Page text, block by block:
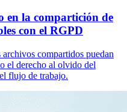
en la compartición de
con el RGPD
compartidos puedan
el derecho al olvido del
flujo de trabajo.